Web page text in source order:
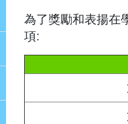
為了獎勵和表揚在
項: